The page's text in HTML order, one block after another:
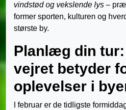
vindstød og vekslende lys –
former sporten, kulturen og
største by.
Planlæg din tur:
vejret betyder
oplevelser i
I februar er de tidligste